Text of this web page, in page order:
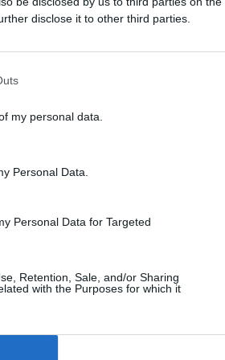
disclose it to other third parties.
my personal data.
Personal Data.
Personal Data for Targeted
Retention, Sale, and/or Sharing
with the Purposes for which it
tipo de públicos.
Bridge, Kodály y
Boccherini y